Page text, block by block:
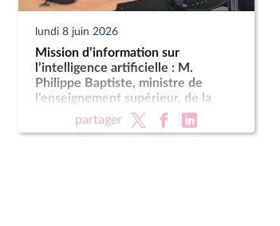
lundi 8 juin 2026
Mission d’information sur
l’intelligence artificielle : M.
Philippe Baptiste, ministre de
l’enseignement supérieur, de la
recherche et de l’espace
partager